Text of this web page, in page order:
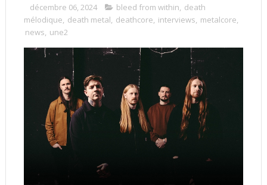
décembre 06, 2024 bleed from within, death
mélodique, death metal, deathcore, interviews, metalcore,
news, une2